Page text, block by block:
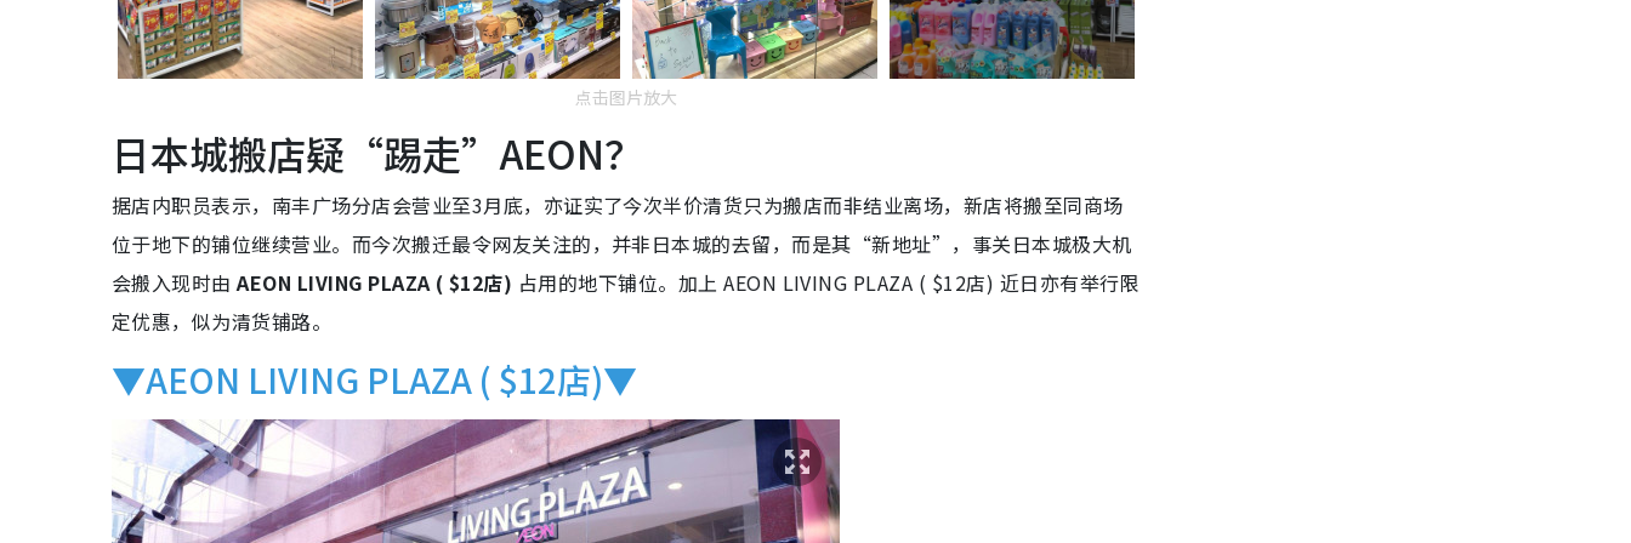
点击图片放大
日本城搬店疑“踢走”AEON？
据店内职员表示，南丰广场分店会营业至3月底，亦证实了今次半价清货只为搬店而非结业离场，新店将搬至同商场
位于地下的铺位继续营业。而今次搬迁最令网友关注的，并非日本城的去留，而是其“新地址”，事关日本城极大机
会搬入现时由AEON LIVING PLAZA ( $12店) 占用的地下铺位。加上 AEON LIVING PLAZA ( $12店) 近日亦有举行限
定优惠，似为清货铺路。
▼AEON LIVING PLAZA ( $12店)▼